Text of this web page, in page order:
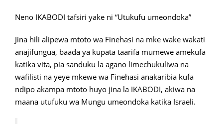
Neno IKABODI tafsiri yake ni “Utukufu umeondoka”
Jina hili alipewa mtoto wa Finehasi na mke wake wakati
anajifungua, baada ya kupata taarifa mumewe amekufa
katika vita, pia sanduku la agano limechukuliwa na
wafilisti na yeye mkewe wa Finehasi anakaribia kufa
ndipo akampa mtoto huyo jina la IKABODI, akiwa na
maana utufuku wa Mungu umeondoka katika Israeli.